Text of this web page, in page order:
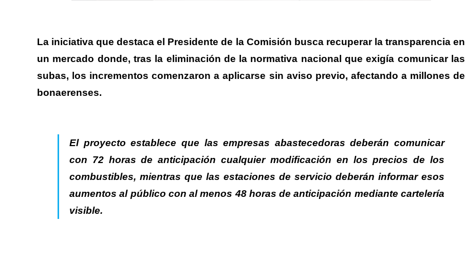
La iniciativa que destaca el Presidente de la Comisión busca recuperar la transparenciaen
un mercado donde, tras la eliminación de la normativa nacional que exigía comunicar las
subas, los incrementos comenzaron a aplicarse sin aviso previo, afectando a millones de
bonaerenses.
El proyecto establece que las empresas abastecedoras deberán comunicar
con 72 horas de anticipación cualquier modificación en los precios de los
combustibles, mientras que las estaciones de servicio deberán informar esos
aumentos al público con al menos 48 horas de anticipación mediante cartelería
visible.